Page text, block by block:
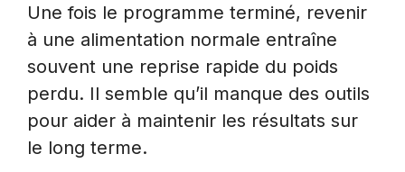
Une fois le programme terminé, revenir
à une alimentation normale entraîne
souvent une reprise rapide du poids
perdu. Il semble qu’il manque des outils
pour aider à maintenir les résultats sur
le long terme.